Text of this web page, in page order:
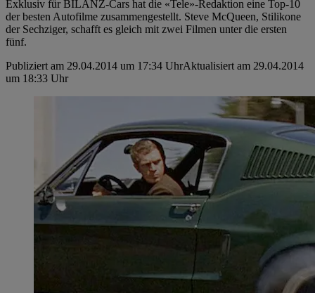
Exklusiv für BILANZ-Cars hat die «Tele»-Redaktion eine Top-10
der besten Autofilme zusammengestellt. Steve McQueen, Stilikone
der Sechziger, schafft es gleich mit zwei Filmen unter die ersten
fünf.
Publiziert am 29.04.2014 um 17:34 UhrAktualisiert am 29.04.2014
um 18:33 Uhr